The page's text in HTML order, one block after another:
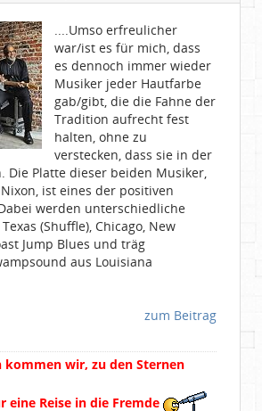
....Umso erfreulicher
war/ist es für mich, dass
es dennoch immer wieder
Musiker jeder Hautfarbe
gab/gibt, die die Fahne der
Tradition aufrecht fest
halten, ohne zu
verstecken, dass sie in der
Die Platte dieser beiden Musiker,
ist eines der positiven
werden unterschiedliche
(Shuffle), Chicago, New
Jump Blues und träg
aus Louisiana
zum Beitrag
kommen wir, zu den Sternen
eine Reise in die Fremde